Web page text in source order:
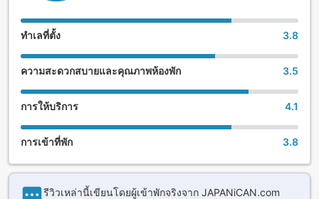
ทำเลที่ตั้ง 3.8
ความสะดวกสบายและคุณภาพห้องพัก 3.5
การให้บริการ 4.1
การเข้าที่พัก 3.8
รีวิวเหล่านี้เขียนโดยผู้เข้าพักจริงจาก JAPANiCAN.com